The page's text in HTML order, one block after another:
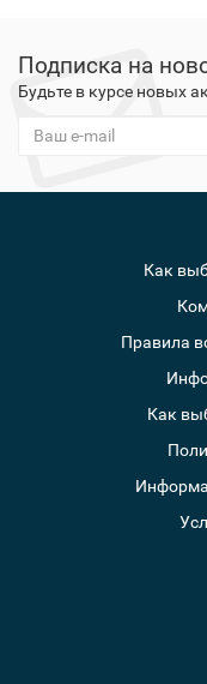
Подписка на
Будьте в курсе новых
Как
Правила
Как